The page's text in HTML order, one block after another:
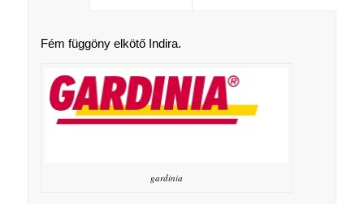
Fém függöny elkötő Indira.
gardinia